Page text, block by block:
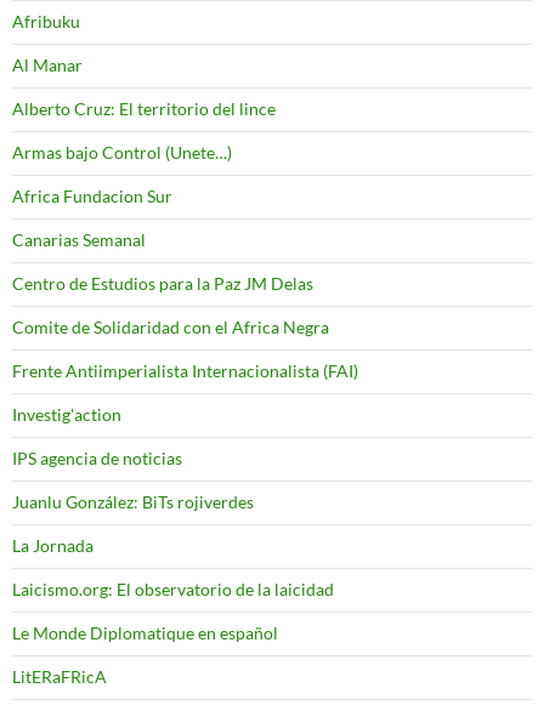
Afribuku
Al Manar
Alberto Cruz: El territorio del lince
Armas bajo Control (Unete…)
Africa Fundacion Sur
Canarias Semanal
Centro de Estudios para la Paz JM Delas
Comite de Solidaridad con el Africa Negra
Frente Antiimperialista Internacionalista (FAI)
Investig'action
IPS agencia de noticias
Juanlu González: BiTs rojiverdes
La Jornada
Laicismo.org: El observatorio de la laicidad
Le Monde Diplomatique en español
LitERaFRicA